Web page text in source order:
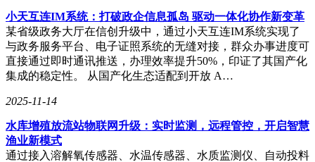
的技术优势，将模组高度集成，体积相比传统方案缩小了
70%，实现了同电池容量下厚度减薄0.4mm，整体重量也仅有
2.8g。这一设计不仅提升了用户的握持体验，还为其他模块堆
叠释放了更多空间，使得在相同整机厚度下，电池容量能够增
加600mAh。
灌胶密封的设计理念，通过精密灌胶技术替代传统镀膜防水涂
层，大大提升了防水的可靠性和寿命。同时，该引擎还采用了
超精密焊接工艺，并通过了最严苛的防水气密性全检，为用户
带来了行业唯一的IPX9、IPX8和IPX6满级防水体验。
小天互连IM系统：打破政企信息孤岛 驱动一体化协作新变革
某省级政务大厅在信创升级中，通过小天互连IM系统实现了
与政务服务平台、电子证照系统的无缝对接，群众办事进度可
直接通过即时通讯推送，办理效率提升50%，印证了其国产化
集成的稳定性。 从国产化生态适配到开放 A…
2025-11-14
水库增殖放流站物联网升级：实时监测，远程管控，开启智慧
渔业新模式
通过接入溶解氧传感器、水温传感器、水质监测仪、自动投料